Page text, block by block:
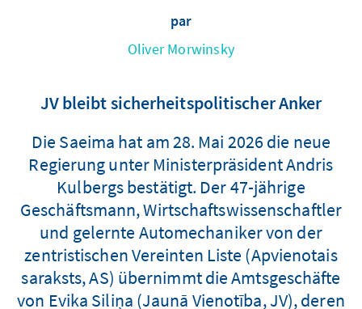
par
Oliver Morwinsky
JV bleibt sicherheitspolitischer Anker
Die Saeima hat am 28. Mai 2026 die neue
Regierung unter Ministerpräsident Andris
Kulbergs bestätigt. Der 47-jährige
Geschäftsmann, Wirtschaftswissenschaftler
und gelernte Automechaniker von der
zentristischen Vereinten Liste (Apvienotais
saraksts, AS) übernimmt die Amtsgeschäfte
von Evika Siliņa (Jaunā Vienotība, JV), deren